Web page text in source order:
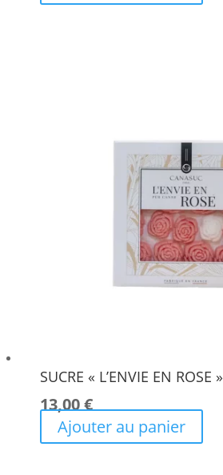
SUCRE « L’ENVIE EN ROSE »
13,00€
Ajouter au panier